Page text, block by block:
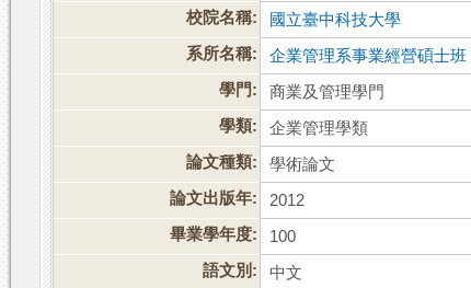
校院名稱:
國立臺中科技大學
系所名稱:
企業管理系事業經營碩士班
學門:
商業及管理學門
學類:
企業管理學類
論文種類:
學術論文
論文出版年:
2012
畢業學年度:
100
語文別:
中文